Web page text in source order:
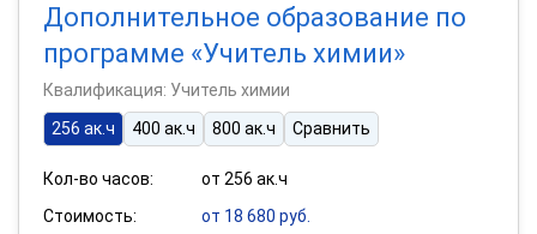
Дополнительное образование по
программе «Учитель химии»
Квалификация: Учитель химии
256 ак.ч
400 ак.ч 800 ак.ч Сравнить
Кол-во часов:
от 256 ак.ч
Стоимость:
от 18 680 руб.